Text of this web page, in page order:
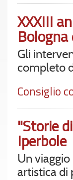
XXXIII
Gli
completo
Consiglio
"Storie
Iperbole
Un
artistica di